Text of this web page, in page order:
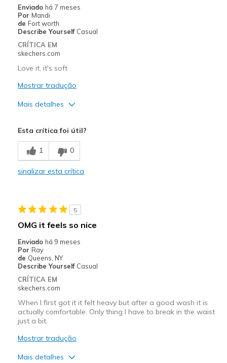
Enviado há 7 meses
Por Mandi
de Fort worth
Describe Yourself Casual
CRÍTICA EM
skechers.com
Love it, it's soft
Mostrar tradução
Mais detalhes
Melhores utilizações
Casual Wear
Esta crítica foi útil?
1 0
sinalizar esta crítica
5
OMG it feels so nice
Enviado há 9 meses
Por Ray
de Queens, NY
Describe Yourself Casual
CRÍTICA EM
skechers.com
When I first got it it felt heavy but after a good wash it is
actually comfortable. Only thing I have to break in the waist
just a bit.
Mostrar tradução
Mais detalhes